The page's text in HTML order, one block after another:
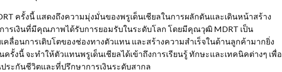
ครั้งนี้ แสดงถึงความมุ่งมั่นของพรูเด็นเชียลในการผลักดันและเดินหน้าสร้าง
รเงินที่มีคุณภาพได้รับการยอมรับในระดับโลก โดยมีคุณวุฒิ MDRT เป็น
คลื่อนการเติบโตของช่องทางตัวแทน และสร้างความสำเร็จในด้านลูกค้ามากยิ่ง
รั้งนี้ จะทำให้ตัวแทนพรูเด็นเชียลได้เข้าถึงการเรียนรู้ ทักษะและเทคนิคต่างๆ เพื่อ
ะกันชีวิตและที่ปรึกษาการเงินระดับสากล